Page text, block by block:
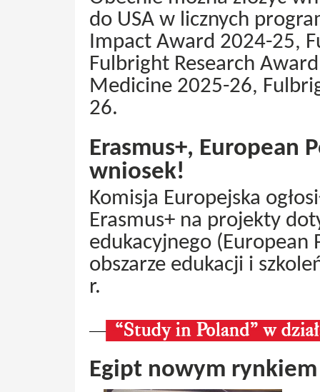
do USA w licznych
Impact Award 2024-25,
Fulbright Research
Medicine 2025-26,
26.
Erasmus+, European
wniosek!
Komisja Europejska
Erasmus+ na projekty
edukacyjnego
obszarze edukacji i
r.
Egipt nowym